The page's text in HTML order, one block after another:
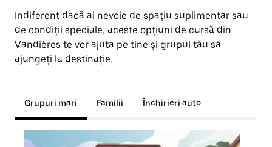
Indiferent dacă ai nevoie de spațiu suplimentar sau
de condiții speciale, aceste opțiuni de cursă din
Vandières te vor ajuta pe tine și grupul tău să
ajungeți la destinație.
Grupuri mari Familii Închirieri auto